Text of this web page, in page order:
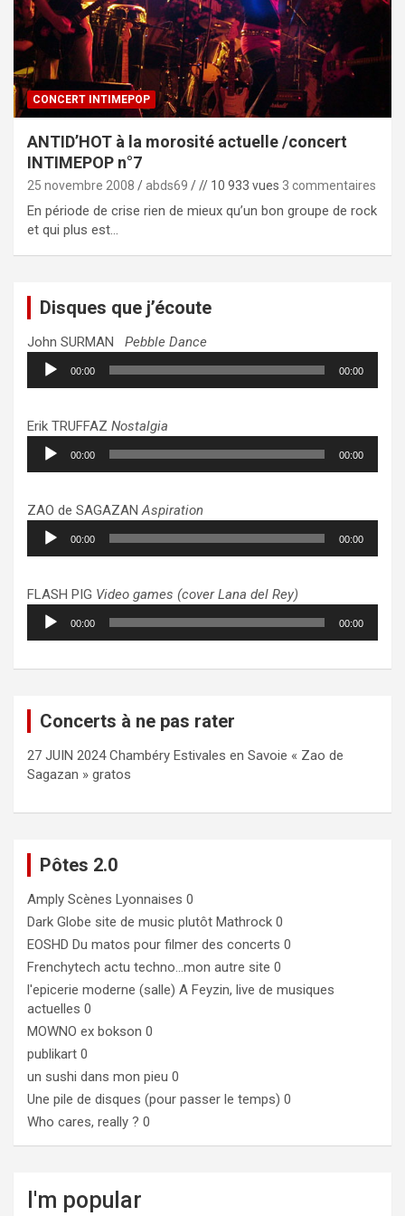
CONCERT INTIMEPOP
ANTID’HOT à la morosité actuelle /concert
INTIMEPOP n°7
25 novembre 2008 abds69 // 10 933 vues 3 commentaires
En période de crise rien de mieux qu’un bon groupe de rock
et qui plus est…
Disques que j’écoute
John SURMAN Pebble Dance
Lecteur
audio
00:00 00:00
Erik TRUFFAZ Nostalgia
Lecteur
audio
00:00 00:00
ZAO de SAGAZANAspiration
Lecteur
audio
00:00 00:00
FLASH PIG Video games (cover Lana del Rey)
Lecteur
audio
00:00 00:00
Concerts à ne pas rater
27 JUIN 2024 Chambéry Estivales en Savoie « Zao de
Sagazan » gratos
Pôtes 2.0
Amply Scènes Lyonnaises 0
Dark Globe site de music plutôt Mathrock 0
EOSHD Du matos pour filmer des concerts 0
Frenchytech actu techno…mon autre site 0
l'epicerie moderne (salle) A Feyzin, live de musiques
actuelles 0
MOWNO ex bokson 0
publikart 0
un sushi dans mon pieu 0
Une pile de disques (pour passer le temps) 0
Who cares, really ? 0
I'm popular